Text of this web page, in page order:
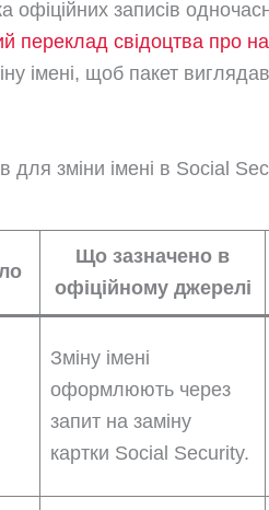
офіційних записів
переклад свідоцтва про
імені, щоб пакет
для зміни імені в Social
Що зазначено в
офіційному джерелі
Зміну імені
оформлюють через
запит на заміну
картки Social Security.